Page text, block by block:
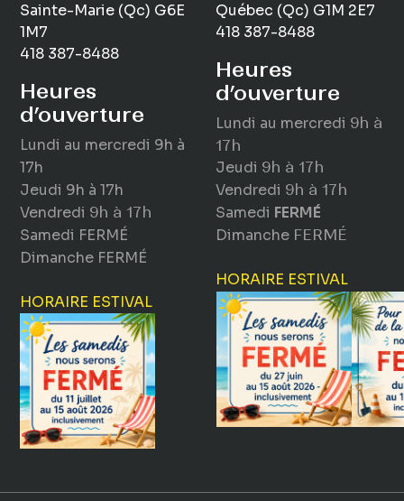
Sainte-Marie (Qc) G6E
1M7
418 387-8488
Heures
d’ouverture
Lundi au mercredi 9h à
17h
Jeudi 9h à 17h
Vendredi 9h à 17h
Samedi FERMÉ
Dimanche FERMÉ
HORAIRE ESTIVAL
Québec (Qc) G1M 2E7
418 387-8488
Heures
d’ouverture
Lundi au mercredi 9h à
17h
Jeudi 9h à 17h
Vendredi 9h à 17h
Samedi FERMÉ
Dimanche FERMÉ
HORAIRE ESTIVAL